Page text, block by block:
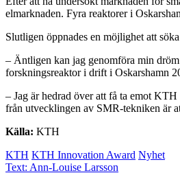
elmarknaden. Fyra reaktorer i
Slutligen öppnades en möjlighet att
– Äntligen kan jag genomföra min
forskningsreaktor i drift i Oskarshamn
– Jag är hedrad över att få ta emot
från utvecklingen av SMR-tekniken är
Källa: KTH
KTH KTH Innovation Award Nyhet
Text: Ann-Louise Larsson